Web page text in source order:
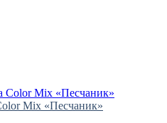
Mix «Песчаник»